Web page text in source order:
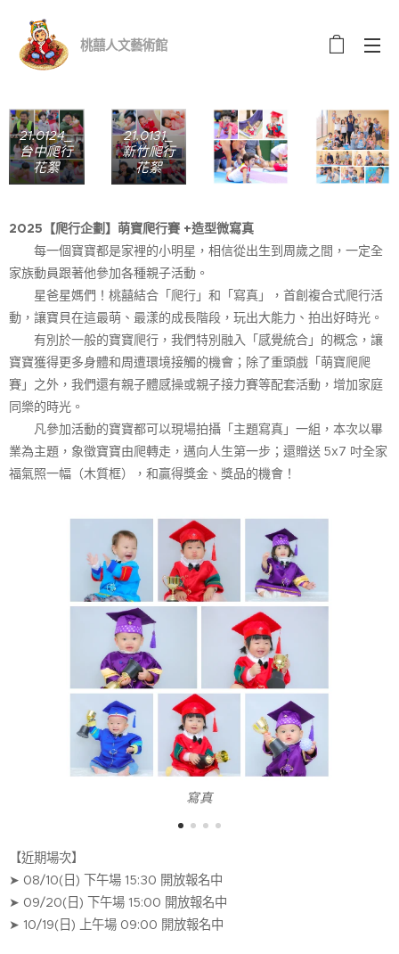
桃囍人文藝術館
21.0124_
台中爬行
花絮
21.0131_
新竹爬行
花絮
2025【爬行企劃】萌寶爬行賽 +造型微寫真
每一個寶寶都是家裡的小明星，相信從出生到周歲之間，一定全
家族動員跟著他參加各種親子活動。
星爸星媽們！桃囍結合「爬行」和「寫真」，首創複合式爬行活
動，讓寶貝在這最萌、最漾的成長階段，玩出大能力、拍出好時光。
有別於一般的寶寶爬行，我們特別融入「感覺統合」的概念，讓
寶寶獲得更多身體和周遭環境接觸的機會；除了重頭戲「萌寶爬爬
賽」之外，我們還有親子體感操或親子接力賽等配套活動，增加家庭
同樂的時光。
凡參加活動的寶寶都可以現場拍攝「主題寫真」一組，本次以畢
業為主題，象徵寶寶由爬轉走，邁向人生第一步；還贈送 5x7 吋全家
福氣照一幅（木質框），和贏得獎金、獎品的機會！
寫真
【近期場次】
➤ 08/10(日) 下午場 15:30 開放報名中
➤ 09/20(日) 下午場 15:00 開放報名中
➤ 10/19(日) 上午場 09:00 開放報名中